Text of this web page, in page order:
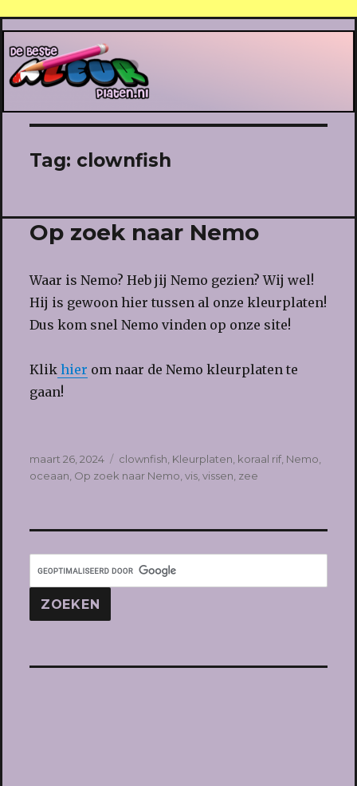
De Beste Kleurplaten
Tag: clownfish
Op zoek naar Nemo
Waar is Nemo? Heb jij Nemo gezien? Wij wel!
Hij is gewoon hier tussen al onze kleurplaten!
Dus kom snel Nemo vinden op onze site!
Klikhier om naar de Nemo kleurplaten te
gaan!
Geplaatst
op
maart 26, 2024 Tags
clownfish Kleurplaten koraal rif, Nemo
oceaan Op zoek naar Nemo vis, vissen zee